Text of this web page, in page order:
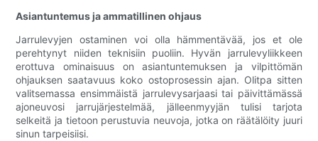
Asiantuntemus ja ammatillinen ohjaus
Jarrulevyjen ostaminen voi olla hämmentävää, jos et ole
perehtynyt niiden teknisiin puoliin. Hyvän jarrulevyliikkeen
erottuva ominaisuus on asiantuntemuksen ja vilpittömän
ohjauksen saatavuus koko ostoprosessin ajan. Olitpa sitten
valitsemassa ensimmäistä jarrulevysarjaasi tai päivittämässä
ajoneuvosi jarrujärjestelmää, jälleenmyyjän tulisi tarjota
selkeitä ja tietoon perustuvia neuvoja, jotka on räätälöity juuri
sinun tarpeisiisi.